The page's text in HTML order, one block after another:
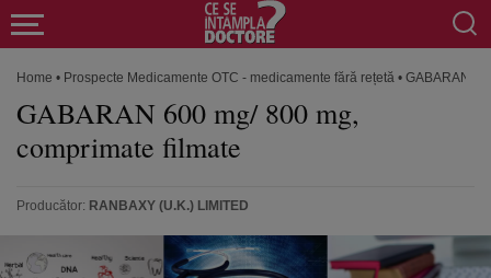
Home • Prospecte Medicamente OTC - medicamente fără rețetă • GABARAN
GABARAN 600 mg/ 800 mg,
comprimate filmate
Producător: RANBAXY (U.K.) LIMITED